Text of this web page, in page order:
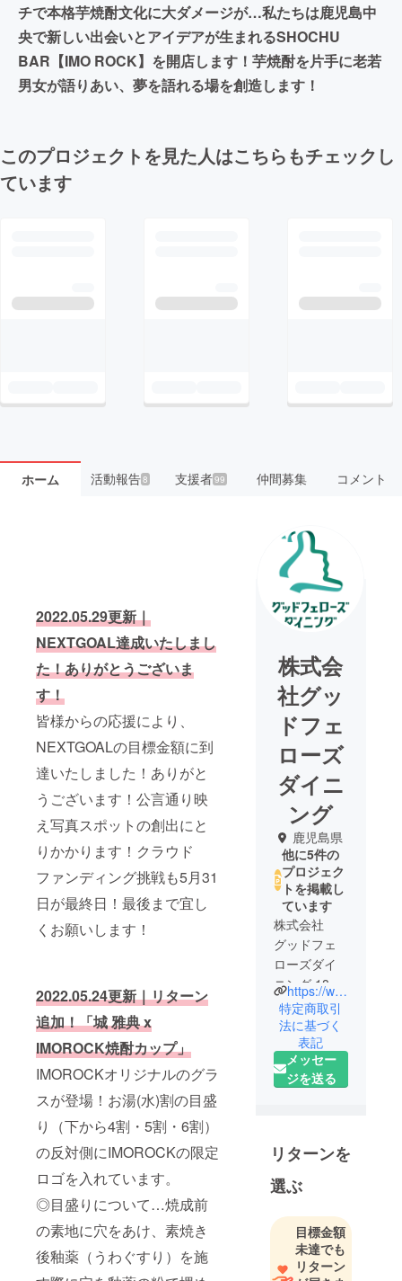
チで本格芋焼酎文化に大ダメージが…私たちは鹿児島中
央で新しい出会いとアイデアが生まれるSHOCHU
BAR【IMO ROCK】を開店します！芋焼酎を片手に老若
男女が語りあい、夢を語れる場を創造します！
このプロジェクトを見た人はこちらもチェックし
ています
ホーム 活動報告8 支援者99 仲間募集 コメント
2022.05.29更新｜
NEXTGOAL達成いたしまし
た！ありがとうございま
す！
皆様からの応援により、
NEXTGOALの目標金額に到
達いたしました！ありがと
うございます！公言通り映
え写真スポットの創出にと
りかかります！クラウド
ファンディング挑戦も5月31
日が最終日！最後まで宜し
くお願いします！
2022.05.24更新｜リターン
追加！「城 雅典 x
IMOROCK焼酎カップ」
IMOROCKオリジナルのグラ
スが登場！お湯(水)割の目盛
り（下から4割・5割・6割）
の反対側にIMOROCKの限定
ロゴを入れています。
◎目盛りについて…焼成前
の素地に穴をあけ、素焼き
後釉薬（うわぐすり）を施
株式会
社グッ
ドフェ
ローズ
ダイニ
ング
鹿児島県
他に5件の
プロジェク
トを掲載し
ています
株式会社
グッドフェ
ローズダイ
ニング 18年
の歩み
2002.07
若干26歳の
時、まずは
地元南九州
店【 レスト
ランバー R.
フラッグス
衆ビストロ
R．）を川辺
に立ち上げ
https://www.good-fellows.net/
特定商取引
法に基づく
表記
メッセー
ジを送る
リターンを
選ぶ
目標金額
未達でも
リターン